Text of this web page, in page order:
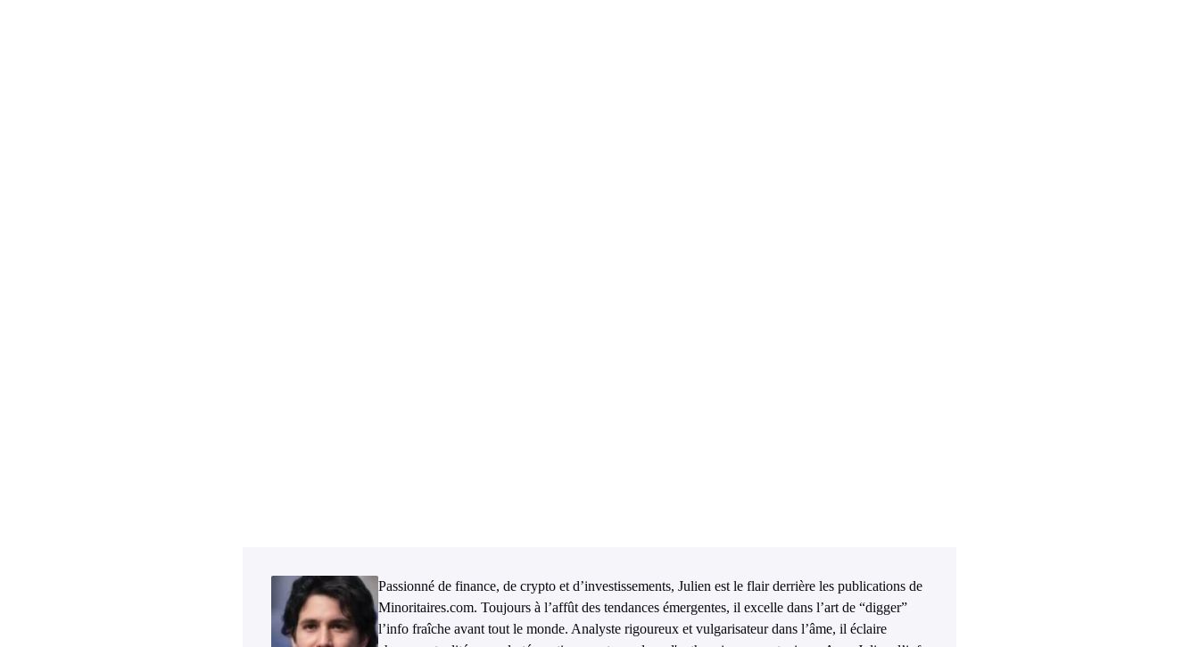
Passionné de finance, de crypto et d’investissements, Julien est le flair derrière les publications de
Minoritaires.com. Toujours à l’affût des tendances émergentes, il excelle dans l’art de “digger”
l’info fraîche avant tout le monde. Analyste rigoureux et vulgarisateur dans l’âme, il éclaire